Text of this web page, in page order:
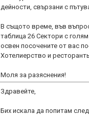
дейности, свързани с
В същото време, във
таблица 26 Сектори с
освен посочените от вас
Хотелиерство и
Здравейте,
Бих искала да попитам